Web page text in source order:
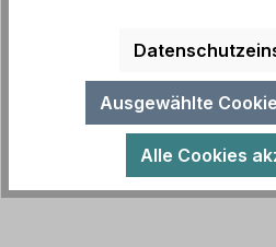
Abfallschild Benutze mich -
den Boden - mit Mülleimer.
Grünflächen. Unsere
Ausgewählte
Alle Cookies